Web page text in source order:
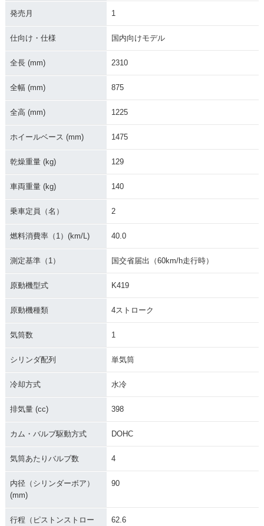
S・カラーチェンジ
S・新登場
発売月 1
仕向け・仕様 国内向けモデル
全長 (mm) 2310
全幅 (mm) 875
全高 (mm) 1225
ホイールベース (mm) 1475
乾燥重量 (kg) 129
車両重量 (kg) 140
乗車定員（名） 2
燃料消費率（1）(km/L) 40.0
測定基準（1） 国交省届出（60km/h走行時）
原動機型式 K419
原動機種類 4ストローク
気筒数 1
シリンダ配列 単気筒
冷却方式 水冷
排気量 (cc) 398
カム・バルブ駆動方式 DOHC
気筒あたりバルブ数 4
内径（シリンダーボア）
(mm)
90
行程（ピストンストロー 62.6